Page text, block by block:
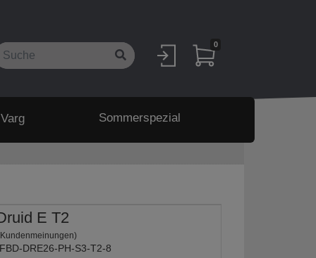
0
Sommerspezial
E T2
DRE26-PH-S3-T2-8